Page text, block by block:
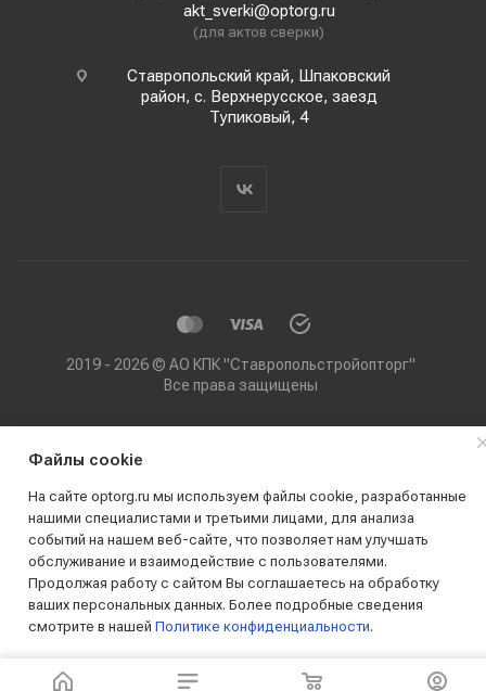
akt_sverki@optorg.ru
(для актов сверки)
Ставропольский край, Шпаковский
район, с. Верхнерусское, заезд
Тупиковый, 4
2019 - 2026 © АО КПК "Ставропольстройопторг"
Все права защищены
Файлы cookie
На сайте optorg.ru мы используем файлы cookie, разработанные
нашими специалистами и третьими лицами, для анализа
событий на нашем веб-сайте, что позволяет нам улучшать
обслуживание и взаимодействие с пользователями.
Продолжая работу с сайтом Вы соглашаетесь на обработку
ваших персональных данных. Более подробные сведения
смотрите в нашей Политике конфиденциальности.
ПРИНИМАЮ